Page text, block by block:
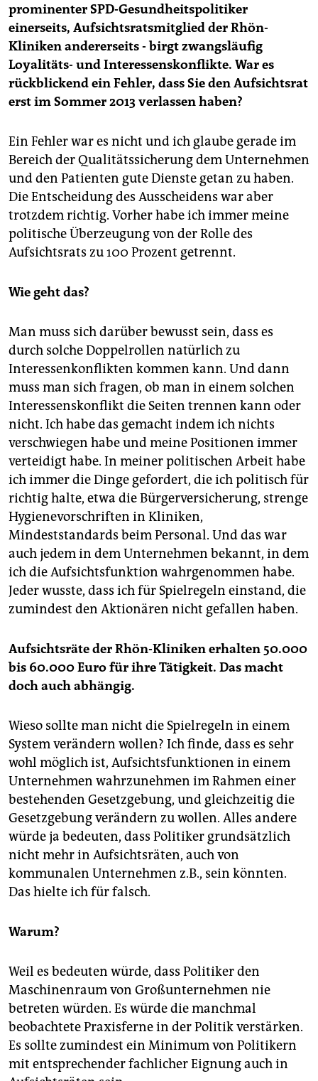
prominenter SPD-Gesundheitspolitiker
einerseits, Aufsichtsratsmitglied der Rhön-
Kliniken andererseits - birgt zwangsläufig
Loyalitäts- und Interessenskonflikte. War es
rückblickend ein Fehler, dass Sie den Aufsichtsrat
erst im Sommer 2013 verlassen haben?
Ein Fehler war es nicht und ich glaube gerade im
Bereich der Qualitätssicherung dem Unternehmen
und den Patienten gute Dienste getan zu haben.
Die Entscheidung des Ausscheidens war aber
trotzdem richtig. Vorher habe ich immer meine
politische Überzeugung von der Rolle des
Aufsichtsrats zu 100 Prozent getrennt.
Wie geht das?
Man muss sich darüber bewusst sein, dass es
durch solche Doppelrollen natürlich zu
Interessenkonflikten kommen kann. Und dann
muss man sich fragen, ob man in einem solchen
Interessenskonflikt die Seiten trennen kann oder
nicht. Ich habe das gemacht indem ich nichts
verschwiegen habe und meine Positionen immer
verteidigt habe. In meiner politischen Arbeit habe
ich immer die Dinge gefordert, die ich politisch für
richtig halte, etwa die Bürgerversicherung, strenge
Hygienevorschriften in Kliniken,
Mindeststandards beim Personal. Und das war
auch jedem in dem Unternehmen bekannt, in dem
ich die Aufsichtsfunktion wahrgenommen habe.
Jeder wusste, dass ich für Spielregeln einstand, die
zumindest den Aktionären nicht gefallen haben.
Aufsichtsräte der Rhön-Kliniken erhalten 50.000
bis 60.000 Euro für ihre Tätigkeit. Das macht
doch auch abhängig.
Wieso sollte man nicht die Spielregeln in einem
System verändern wollen? Ich finde, dass es sehr
wohl möglich ist, Aufsichtsfunktionen in einem
Unternehmen wahrzunehmen im Rahmen einer
bestehenden Gesetzgebung, und gleichzeitig die
Gesetzgebung verändern zu wollen. Alles andere
würde ja bedeuten, dass Politiker grundsätzlich
nicht mehr in Aufsichtsräten, auch von
kommunalen Unternehmen z.B., sein könnten.
Das hielte ich für falsch.
Warum?
Weil es bedeuten würde, dass Politiker den
Maschinenraum von Großunternehmen nie
betreten würden. Es würde die manchmal
beobachtete Praxisferne in der Politik verstärken.
Es sollte zumindest ein Minimum von Politikern
mit entsprechender fachlicher Eignung auch in